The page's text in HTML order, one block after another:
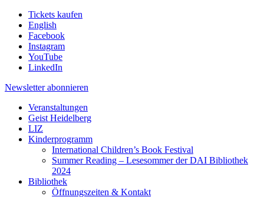
Tickets kaufen
English
Facebook
Instagram
YouTube
LinkedIn
Newsletter abonnieren
Veranstaltungen
Geist Heidelberg
LIZ
Kinderprogramm
International Children’s Book Festival
Summer Reading – Lesesommer der DAI Bibliothek
2024
Bibliothek
Öffnungszeiten & Kontakt